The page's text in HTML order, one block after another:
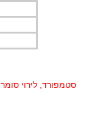
סטמפורד, לירוי